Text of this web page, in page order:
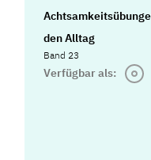
den Alltag
Band 23
Verfügbar als: